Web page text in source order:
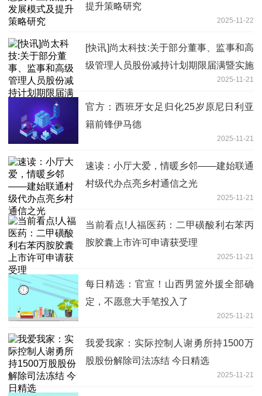
提升策略研究
2025-11-22
[快讯]尚太科技:关于部分董事、监事和高
级管理人员股份减持计划期限届满暨实施
2025-11-21
官方：西班牙女足归化25岁原尼日利亚
籍前锋伊马德
2025-11-21
速读：小厅大爱，情暖乡邻——建始联通
村级代办点亮乡村通信之光
2025-11-21
当前看点!人福医药：二甲磺酸利右苯丙
胺胶囊上市许可申请获受理
2025-11-21
每日精选：官宣！山西男篮外援全部确
定，不愿意大手笔投入了
2025-11-21
我爱我家：实际控制人谢勇所持1500万
股股份解除司法冻结 今日精选
2025-11-21